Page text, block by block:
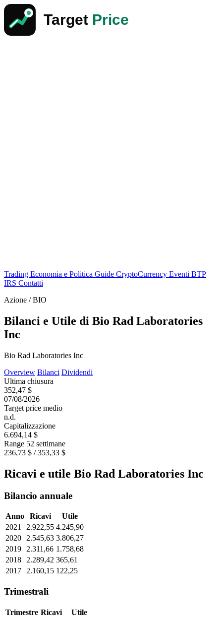
Trading Economia e Politica Guide CryptoCurrency Eventi BTP
IRS Contatti
Azione / BIO
Bilanci e Utile di Bio Rad Laboratories
Inc
Bio Rad Laboratories Inc
Overview Bilanci Dividendi
Ultima chiusura
352,47 $
07/08/2026
Target price medio
n.d.
Capitalizzazione
6.694,14 $
Range 52 settimane
236,73 $ / 353,33 $
Ricavi e utile Bio Rad Laboratories Inc
Bilancio annuale
Anno Ricavi
Utile
2021
2.922,55 4.245,90
2020
2.545,63 3.806,27
2019
2.311,66 1.758,68
2018
2.289,42 365,61
2017
2.160,15 122,25
Trimestrali
Trimestre Ricavi
Utile